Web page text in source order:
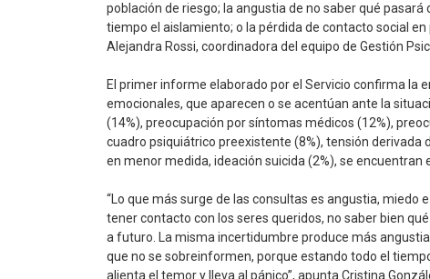
población de riesgo; la angustia de no saber qué pasará
tiempo el aislamiento; o la pérdida de contacto social
Alejandra Rossi, coordinadora del equipo de Gestión
El primer informe elaborado por el Servicio confirma la
emocionales, que aparecen o se acentúan ante la
(14%), preocupación por síntomas médicos (12%),
cuadro psiquiátrico preexistente (8%), tensión derivada
en menor medida, ideación suicida (2%), se
“Lo que más surge de las consultas es angustia,
tener contacto con los seres queridos, no saber bien
a futuro. La misma incertidumbre produce más
que no se sobreinformen, porque estando todo el
alienta el temor y lleva al pánico”, apunta Cristina